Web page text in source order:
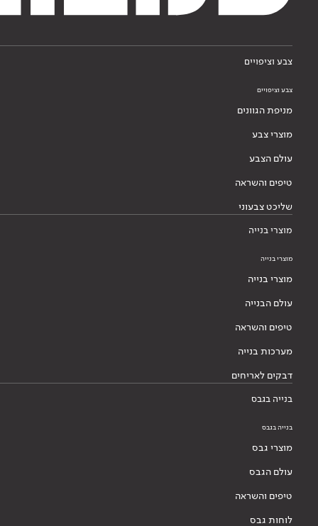
צבע וציפויים
צבע וציפויים
מניפת הגוונים
מוצרי צבע
עולם הצבע
טיפים והשראה
שליכט צבעוני
מוצרי בנייה
מוצרי בנייה
מוצרי בנייה
עולם הבנייה
טיפים והשראה
מערכות בנייה
דבקים לאריחים
בנייה בגבס
בנייה בגבס
מוצרי גבס
עולם הגבס
טיפים והשראה
לוחות גבס